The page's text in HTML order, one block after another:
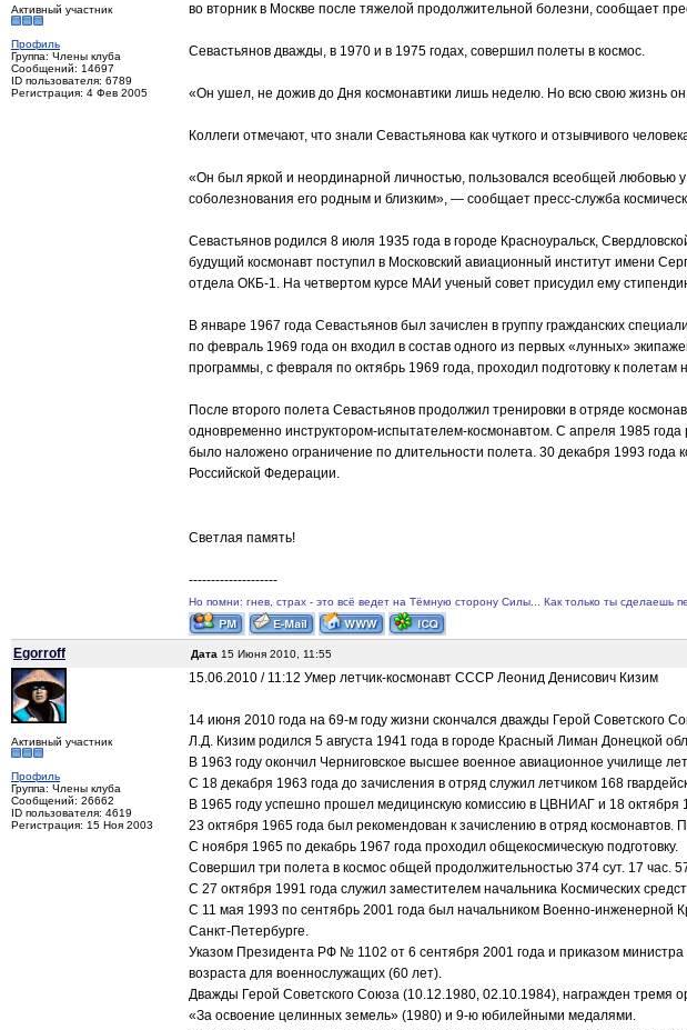
Активный участник
Профиль
Группа: Члены клуба
Сообщений: 14697
ID пользователя: 6789
Регистрация: 4 Фев 2005
во вторник в Москве после тяжелой продолжительной болезни, сообщает
Севастьянов дважды, в 1970 и в 1975 годах, совершил полеты в космос.
«Он ушел, не дожив до Дня космонавтики лишь неделю. Но всю свою жизнь
Коллеги отмечают, что знали Севастьянова как чуткого и отзывчивого
«Он был яркой и неординарной личностью, пользовался всеобщей любовью
соболезнования его родным и близким», — сообщает пресс-служба
Севастьянов родился 8 июля 1935 года в городе Красноуральск,
будущий космонавт поступил в Московский авиационный институт имени
отдела ОКБ-1. На четвертом курсе МАИ ученый совет присудил ему
В январе 1967 года Севастьянов был зачислен в группу гражданских
по февраль 1969 года он входил в состав одного из первых «лунных»
программы, с февраля по октябрь 1969 года, проходил подготовку к
После второго полета Севастьянов продолжил тренировки в отряде
одновременно инструктором-испытателем-космонавтом. С апреля 1985
было наложено ограничение по длительности полета. 30 декабря 1993
Российской Федерации.
Светлая память!
--------------------
Но помни: гнев, страх - это всё ведет на Тёмную сторону Силы... Как только ты сделаешь
Egorroff
Дата 15 Июня 2010, 11:55
Активный участник
Профиль
Группа: Члены клуба
Сообщений: 26662
ID пользователя: 4619
Регистрация: 15 Ноя 2003
15.06.2010 / 11:12 Умер летчик-космонавт СССР Леонид Денисович Кизим
14 июня 2010 года на 69-м году жизни скончался дважды Герой Советского
Л.Д. Кизим родился 5 августа 1941 года в городе Красный Лиман Донецкой
В 1963 году окончил Черниговское высшее военное авиационное училище
С 18 декабря 1963 года до зачисления в отряд служил летчиком 168
В 1965 году успешно прошел медицинскую комиссию в ЦВНИАГ и 18 октября
23 октября 1965 года был рекомендован к зачислению в отряд
С ноября 1965 по декабрь 1967 года проходил общекосмическую подготовку.
Совершил три полета в космос общей продолжительностью 374 сут. 17 час.
С 27 октября 1991 года служил заместителем начальника Космических
С 11 мая 1993 по сентябрь 2001 года был начальником Военно-инженерной
Санкт-Петербурге.
Указом Президента РФ № 1102 от 6 сентября 2001 года и приказом
возраста для военнослужащих (60 лет).
Дважды Герой Советского Союза (10.12.1980, 02.10.1984), награжден
«За освоение целинных земель» (1980) и 9-ю юбилейными медалями.